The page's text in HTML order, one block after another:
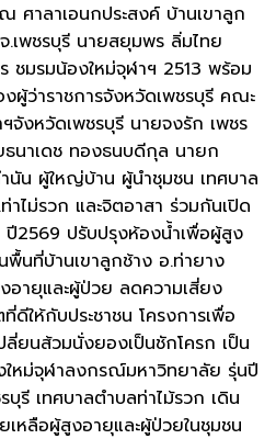
าลาเอนกประสงค์ บ้านเขาลูก
.เพชรบุรี นายสยุมพร ลิ่มไทย
ชมรมน้องใหม่จุฬาฯ 2513 พร้อม
ว่าราชการจังหวัดเพชรบุรี คณะ
จังหวัดเพชรบุรี นายจงรัก เพชร
ธนาเดช ทองธนบดีกุล นายก
นัน ผู้ใหญ่บ้าน ผู้นำชุมชน เทศบาล
ไม่รวก และจิตอาสา ร่วมกันเปิด
ปี2569 ปรับปรุงห้องน้ำเพื่อผู้สูง
พื้นที่บ้านเขาลูกช้าง อ.ท่ายาง
อายุและผู้ป่วย ลดความเสี่ยง
ให้กับประชาชน โครงการเพื่อ
ยนส้วมนั่งยองเป็นชักโครก เป็น
หม่จุฬาลงกรณ์มหาวิทยาลัย รุ่นปี
รี เทศบาลตำบลท่าไม้รวก เดิน
หลือผู้สูงอายุและผู้ป่วยในชุมชน